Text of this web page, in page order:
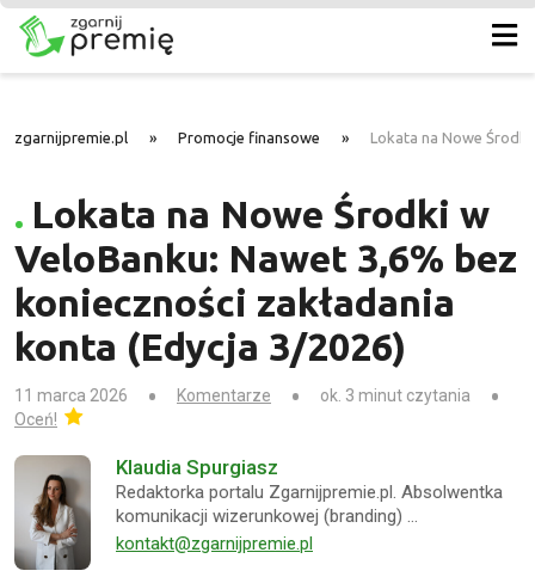
zgarnijpremie.pl » Promocje finansowe » Lokata na Nowe
Lokata na Nowe Środki w
VeloBanku: Nawet 3,6% bez
konieczności zakładania
konta (Edycja 3/2026)
11 marca 2026 Komentarze
ok. 3 minut czytania
Oceń!
Klaudia Spurgiasz
Redaktorka portalu Zgarnijpremie.pl. Absolwentka
komunikacji wizerunkowej (branding) …
kontakt@zgarnijpremie.pl